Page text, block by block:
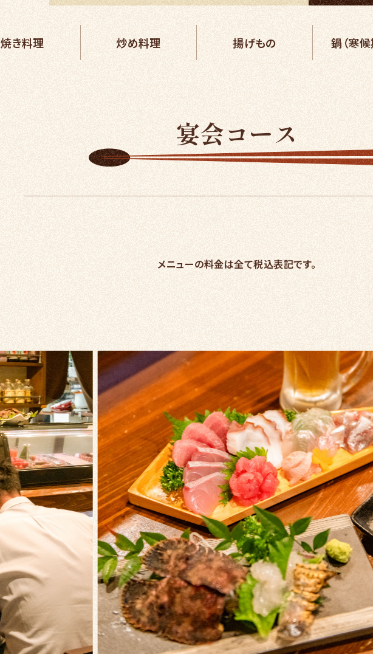
焼き料理 炒め料理 揚げもの 鍋（寒
宴会コース
メニューの料金は全て税込表記です。